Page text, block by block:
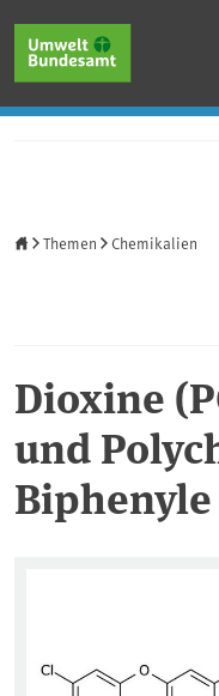
Themen Chemikalien
Dioxine
und
Biphenyle